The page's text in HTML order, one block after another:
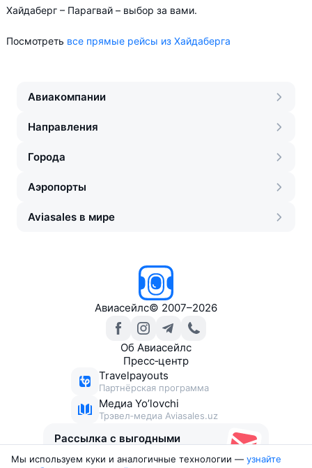
Хайдаберг – Парагвай – выбор за вами.
Посмотреть все прямые рейсы из Хайдаберга
Авиакомпании
Направления
Города
Аэропорты
Aviasales в мире
Авиасейлс© 2007–2026
Об Авиасейлс
Пресс‑центр
Travelpayouts
Партнёрская программа
Медиа Yo’lovchi
Трэвел‑медиа Aviasales.uz
Рассылка с выгодными
Мы используем куки и аналогичные технологии — узнайте